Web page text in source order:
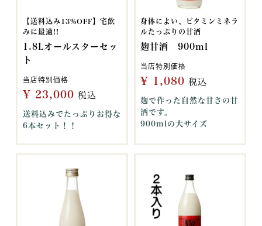
【送料込み13%OFF】宅飲
みに最適!!
1.8Lオールスターセッ
ト
当店特別価格
¥ 23,000 税込
送料込みでたっぷりお得な
6本セット！！
身体によい、ビタミンミネラ
ルたっぷりの甘酒
麹甘酒 900ml
当店特別価格
¥ 1,080 税込
麹で作った自然な甘さの甘
酒です。
900mlの大サイズ